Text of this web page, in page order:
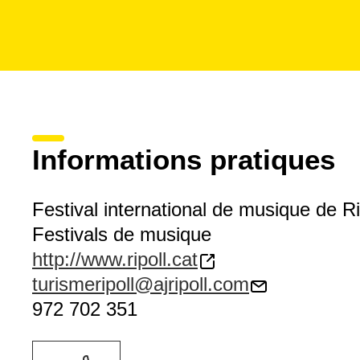
Informations pratiques
Festival international de musique de
Festivals de musique
http://www.ripoll.cat
turismeripoll@ajripoll.com
972 702 351